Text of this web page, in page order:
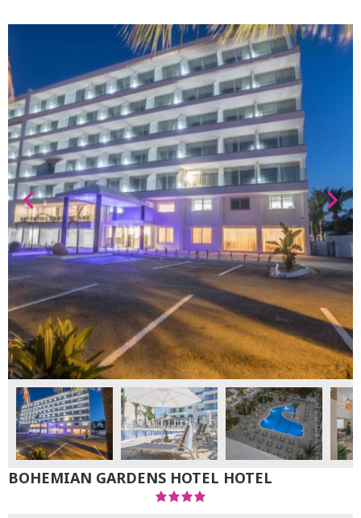
BOHEMIAN GARDENS HOTEL HOTEL